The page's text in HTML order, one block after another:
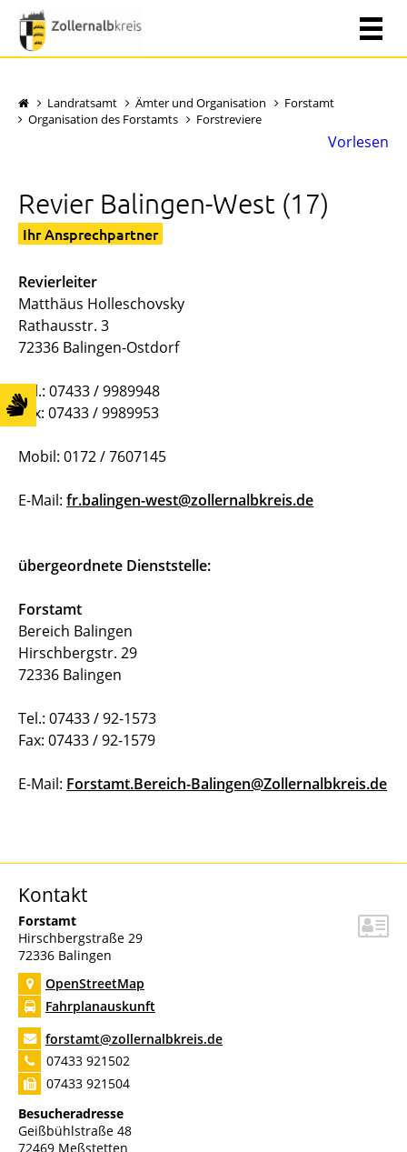
Kontakt
Forstamt
Hirschbergstraße 29
72336 Balingen
OpenStreetMap
Fahrplanauskunft
forstamt@zollernalbkreis.de
07433 921502
07433 921504
Besucheradresse
Geißbühlstraße 48
72469 Meßstetten
Landratsamt Ämter und Organisation
Forstamt
Organisation des Forstamts
Forstreviere
Vorlesen
Revier Balingen-West (17)
Ihr Ansprechpartner
Revierleiter
Matthäus Holleschovsky
Rathausstr. 3
72336 Balingen-Ostdorf
Tel.: 07433 / 9989948
Fax: 07433 / 9989953
Mobil: 0172 / 7607145
E-Mail: fr.balingen-west@zollernalbkreis.de
übergeordnete Dienststelle:
Forstamt
Bereich Balingen
Hirschbergstr. 29
72336 Balingen
Tel.: 07433 / 92-1573
Fax: 07433 / 92-1579
E-Mail: Forstamt.Bereich-Balingen@Zollernalbkreis.de